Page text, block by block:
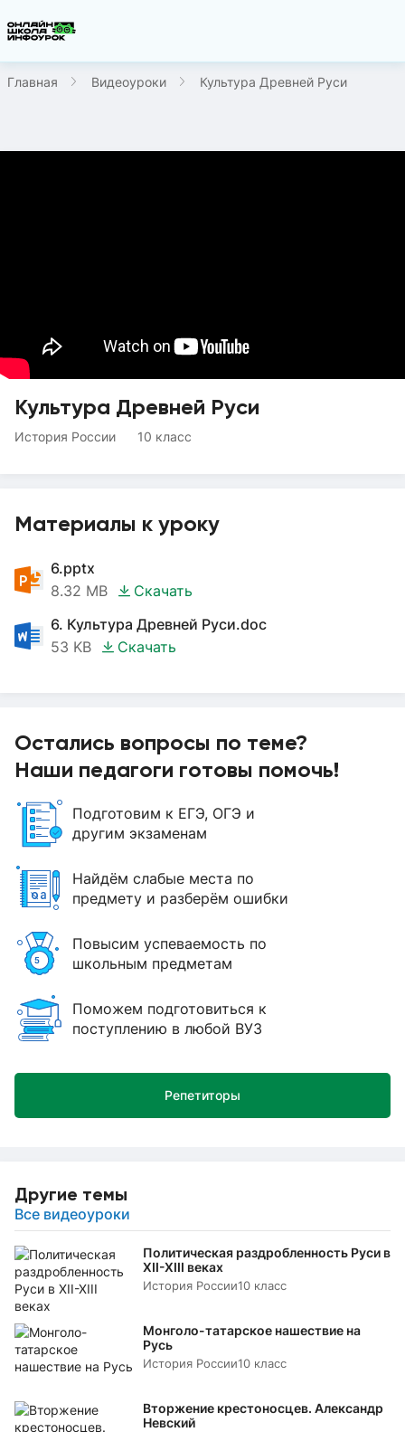
Главная Видеоуроки Культура Древней Руси
Другие темы
Все видеоуроки
Политическая раздробленность Руси в
XII-XIII веках
История России10 класс
Монголо-татарское нашествие на
Русь
История России10 класс
Вторжение крестоносцев. Александр
Невский
Культура Древней Руси
История России 10 класс
Материалы к уроку
6.pptx
8.32 MB
Скачать
6. Культура Древней Руси.doc
53 KB
Скачать
Остались вопросы по теме?
Наши педагоги готовы помочь!
Подготовим к ЕГЭ, ОГЭ и
другим экзаменам
Найдём слабые места по
предмету и разберём ошибки
Повысим успеваемость по
школьным предметам
Поможем подготовиться к
поступлению в любой ВУЗ
Репетиторы